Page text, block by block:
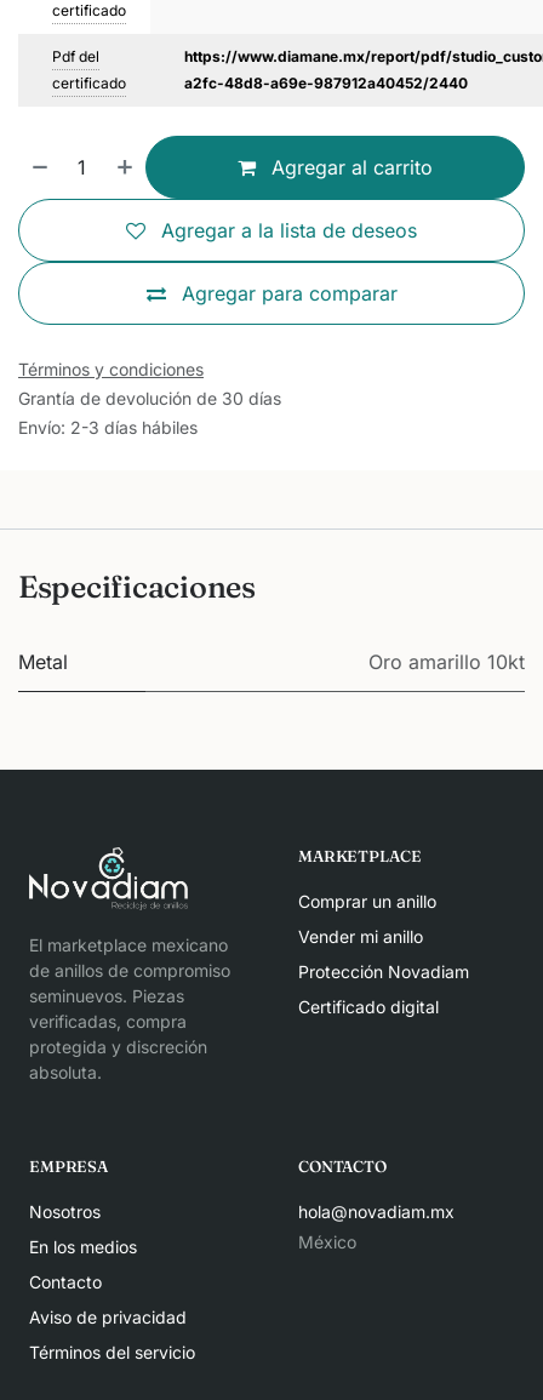
certificado
Pdf del
certificado
https://www.diamane.mx/report/pdf/
a2fc-48d8-a69e-987912a40452/2440
Agregar al carrito
Agregar para comparar
Agregar a la lista de deseos
Términos y condiciones
Grantía de devolución de 30 días
Envío: 2-3 días hábiles
Especificaciones
Metal Oro amarillo 10kt
El marketplace mexicano
de anillos de compromiso
seminuevos. Piezas
verificadas, compra
protegida y discreción
absoluta.
MARKETPLACE
Comprar un anillo
Vender mi anillo
Protección Novadiam
Certificado digital
EMPRESA
Nosotros
En los medios
Contacto
Aviso de privacidad
Términos del servicio
CONTACTO
hola@novadiam.mx
México